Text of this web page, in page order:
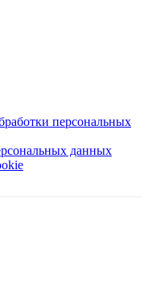
персональных
данных